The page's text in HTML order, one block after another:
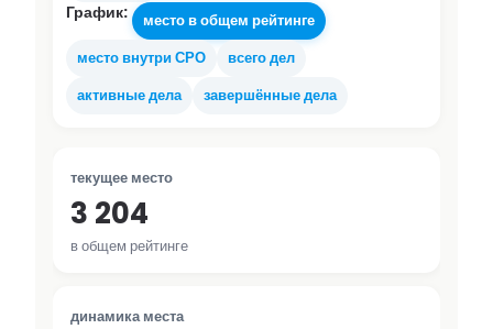
График:
место в общем рейтинге
место внутри СРО
всего дел
активные дела
завершённые дела
текущее место
3 204
в общем рейтинге
динамика места